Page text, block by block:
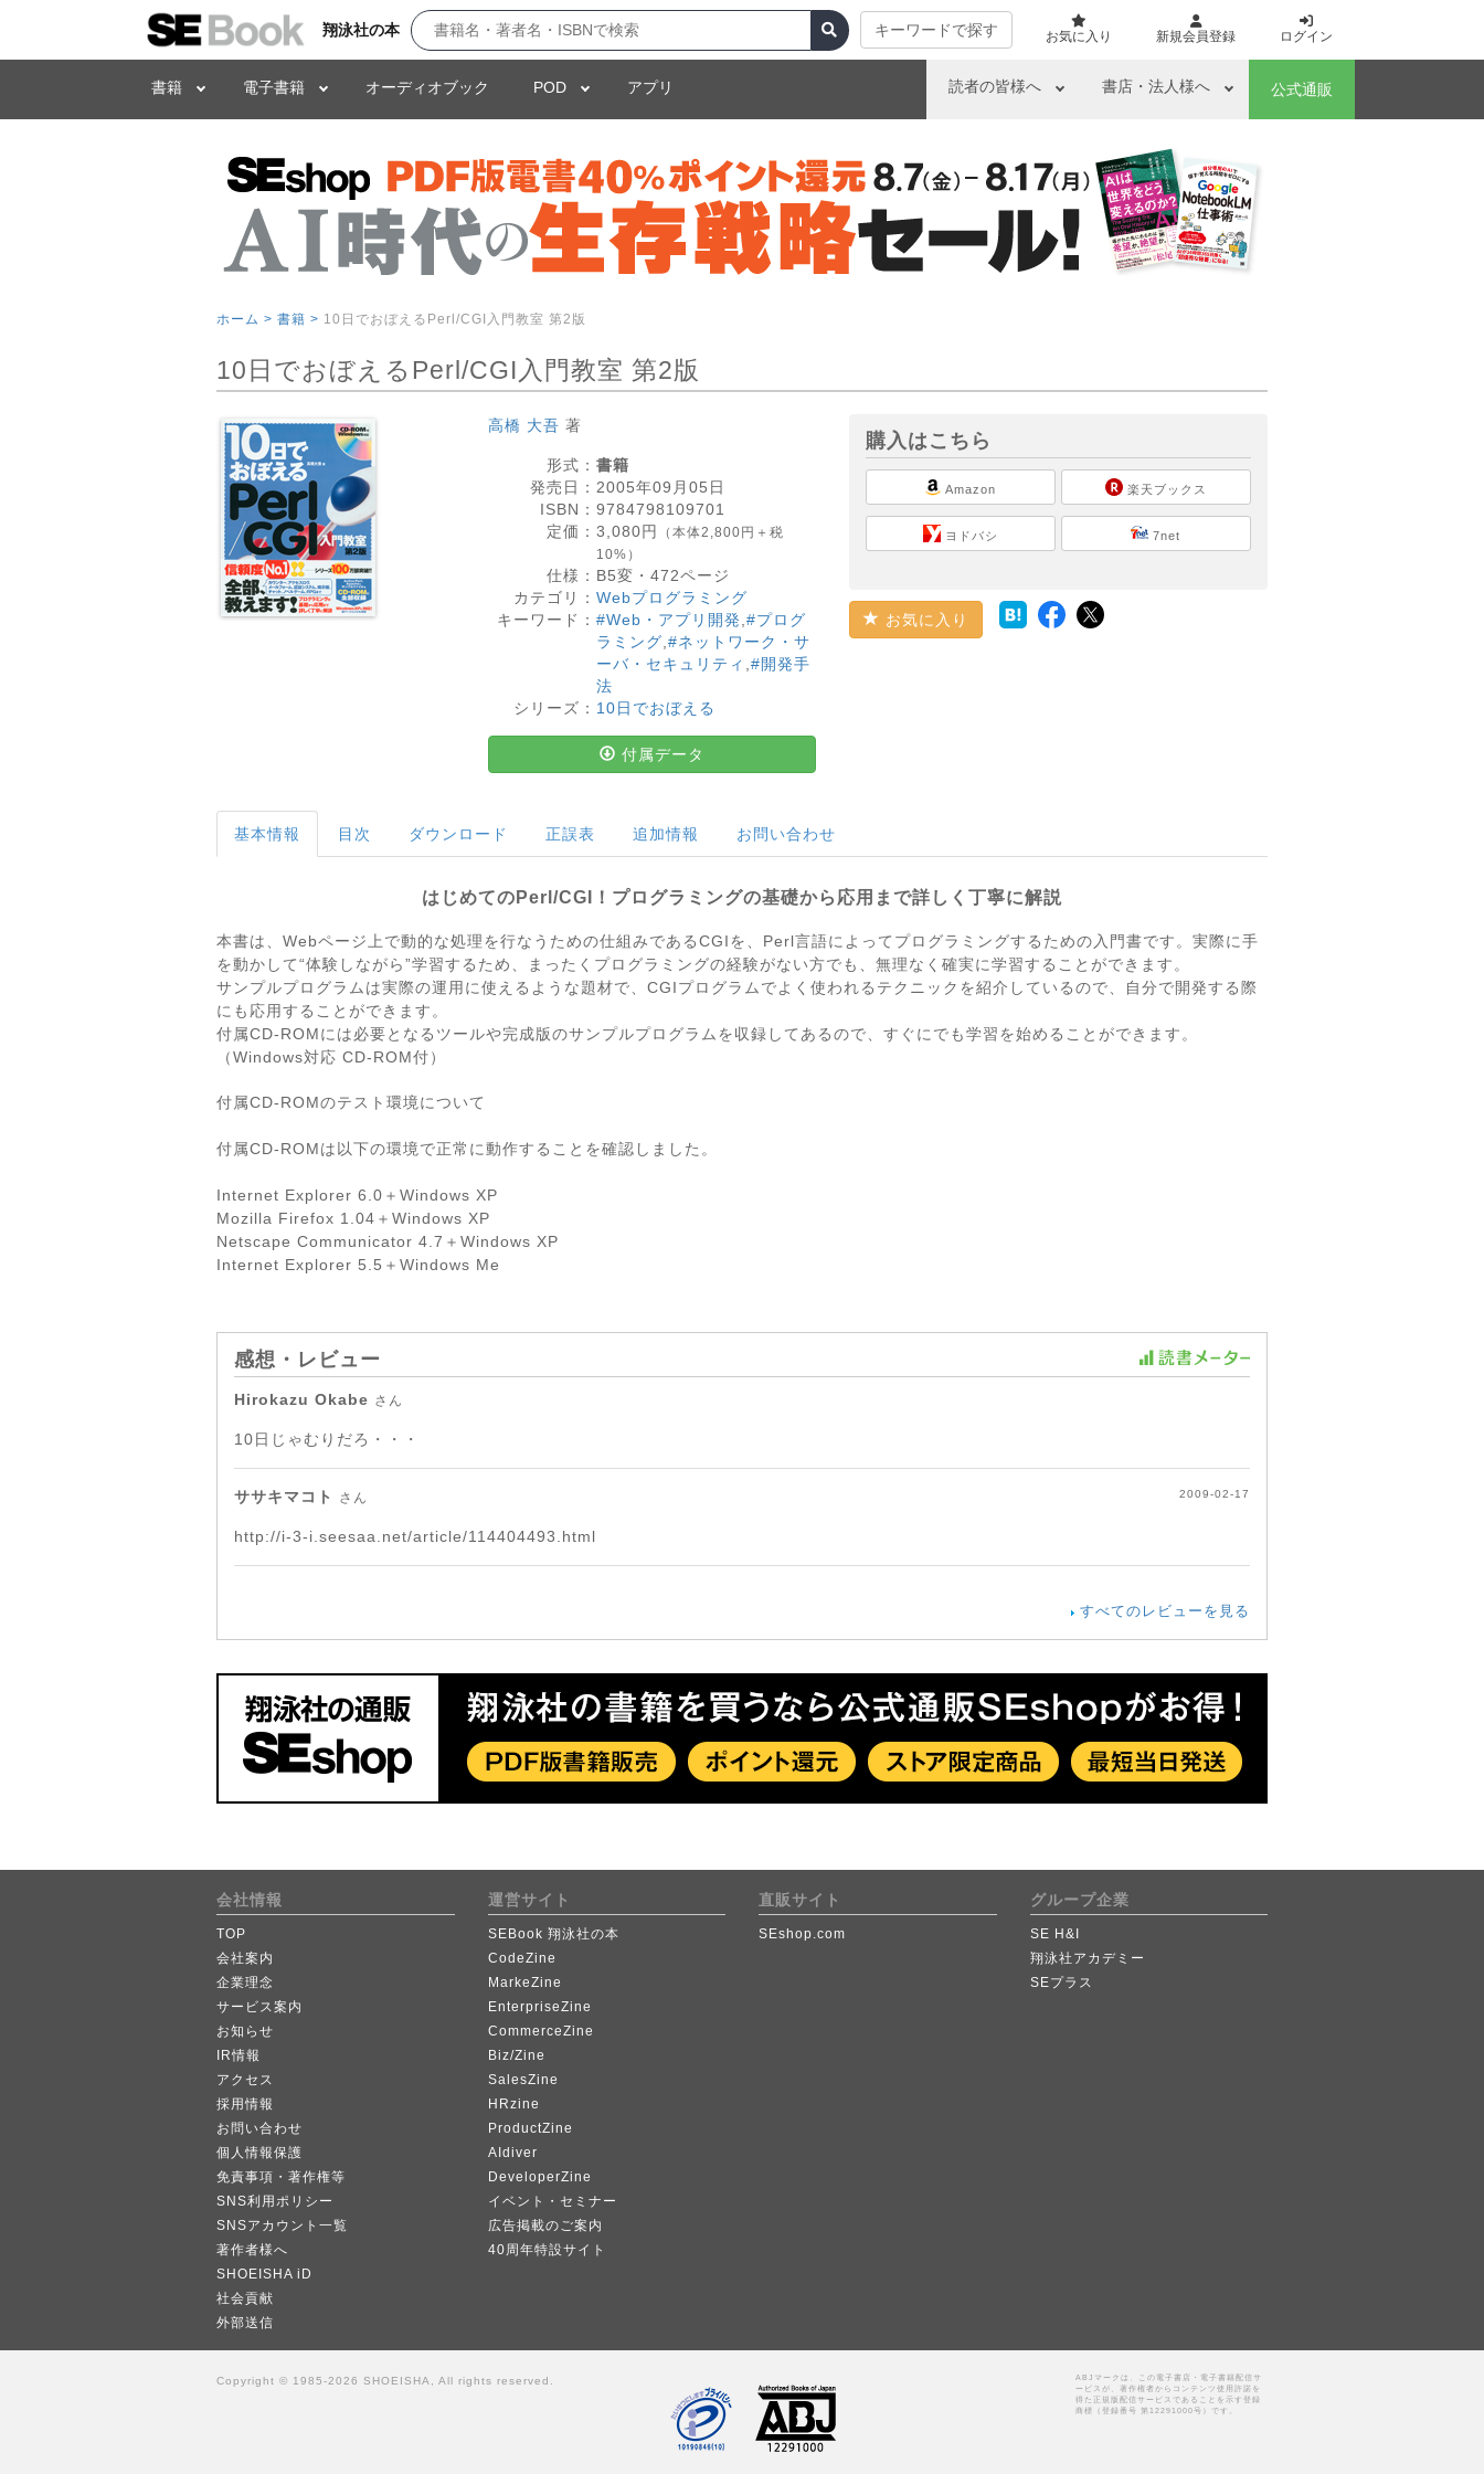
翔泳社の本 キーワードで探す お気に入り 新規会員登録 ログイン
書籍 電子書籍 オーディオブック POD アプリ 読者の皆様へ 書店・法人様へ 公式通販
ホーム > 書籍 > 10日でおぼえるPerl/CGI入門教室 第2版
10日でおぼえるPerl/CGI入門教室 第2版
高橋 大吾 著
形式： 書籍
発売日： 2005年09月05日
ISBN： 9784798109701
定価： 3,080円
（本体2,800円＋税
10%）
仕様： B5変・ 472ページ
カテゴリ： Webプログラミング
キーワード： #Web・アプリ開発 #プログ
ラミング #ネットワーク・サ
ーバ・セキュリティ #開発手
法
シリーズ： 10日でおぼえる
付属データ
購入はこちら
Amazon
ヨドバシ
楽天ブックス
7net
お気に入り
基本情報 目次 ダウンロード 正誤表 追加情報 お問い合わせ
はじめてのPerl/CGI！プログラミングの基礎から応用まで詳しく丁寧に解説
本書は、Webページ上で動的な処理を行なうための仕組みであるCGIを、Perl言語によってプログラミングするための入門書です。実際に手
を動かして“体験しながら”学習するため、まったくプログラミングの経験がない方でも、無理なく確実に学習することができます。
サンプルプログラムは実際の運用に使えるような題材で、CGIプログラムでよく使われるテクニックを紹介しているので、自分で開発する際
にも応用することができます。
付属CD-ROMには必要となるツールや完成版のサンプルプログラムを収録してあるので、すぐにでも学習を始めることができます。
（Windows対応 CD-ROM付）
付属CD-ROMのテスト環境について
付属CD-ROMは以下の環境で正常に動作することを確認しました。
Internet Explorer 6.0＋Windows XP
Mozilla Firefox 1.04＋Windows XP
Netscape Communicator 4.7＋Windows XP
Internet Explorer 5.5＋Windows Me
感想・レビュー
Hirokazu Okabe さん
10日じゃむりだろ・・・
ササキマコト さん 2009-02-17
http://i-3-i.seesaa.net/article/114404493.html
すべてのレビューを見る
会社情報
TOP
会社案内
企業理念
サービス案内
お知らせ
IR情報
アクセス
採用情報
お問い合わせ
個人情報保護
免責事項・著作権等
SNS利用ポリシー
SNSアカウント一覧
著作者様へ
SHOEISHA iD
社会貢献
外部送信
運営サイト
SEBook 翔泳社の本
CodeZine
MarkeZine
EnterpriseZine
CommerceZine
Biz/Zine
SalesZine
HRzine
ProductZine
AIdiver
DeveloperZine
イベント・セミナー
広告掲載のご案内
40周年特設サイト
直販サイト
SEshop.com
グループ企業
SE H&I
翔泳社アカデミー
SEプラス
Copyright © 1985-2026 SHOEISHA, All rights reserved.
ABJマークは、この電子書店・電子書籍配信サ
ービスが、著作権者からコンテンツ使用許諾を
得た正規版配信サービスであることを示す登録
商標（登録番号 第12291000号）です。